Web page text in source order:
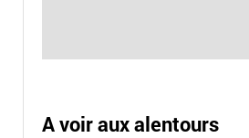
A voir aux alentours